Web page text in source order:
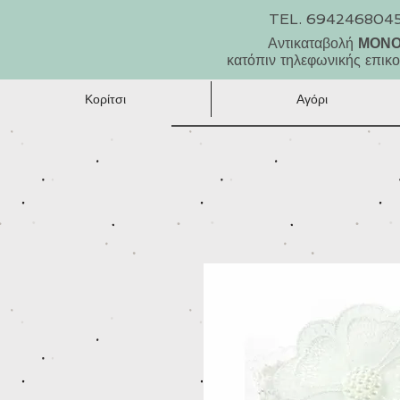
TEL.
Αντικαταβολή
κατόπιν τηλεφωνικής
Κορίτσι Αγόρι